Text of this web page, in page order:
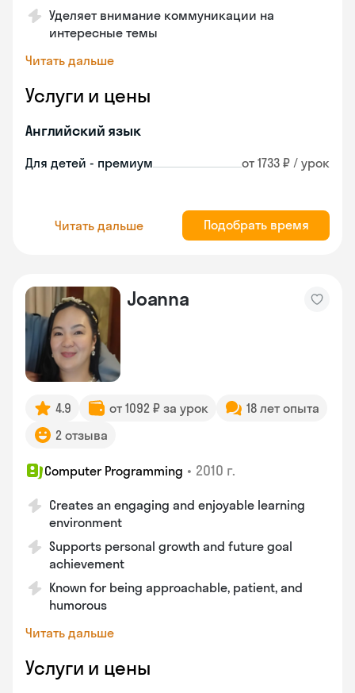
Уделяет внимание коммуникации на
интересные темы
Читать дальше
Услуги и цены
Английский язык
Для детей - премиум от 1733 ₽ / урок
Читать дальше Подобрать время
Joanna
4.9 от 1092 ₽ за урок
18 лет опыта
2 отзыва
Computer Programming • 2010 г.
Creates an engaging and enjoyable learning
environment
Supports personal growth and future goal
achievement
Known for being approachable, patient, and
humorous
Читать дальше
Услуги и цены